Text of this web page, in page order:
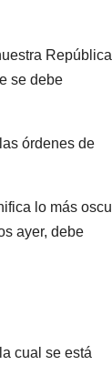
se debe
órdenes de
lo más
ayer, debe
cual se está